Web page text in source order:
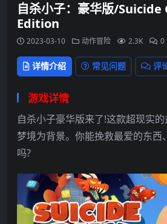
自杀小子：豪华版/
Edition
2023-03-10 动作冒险 2.3K 0
详情介绍 常见问题 评
游戏详情
自杀小子豪华版来了!这款超现实
梦境为背景。你能挽救最爱的东西
吗?